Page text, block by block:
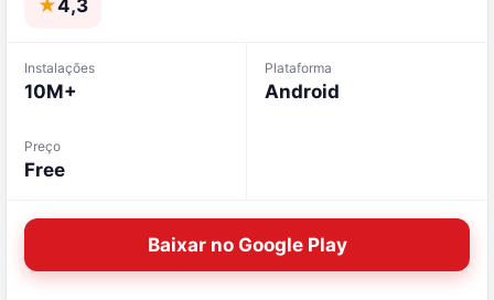
★4,3
Instalações
10M+
Plataforma
Android
Preço
Free
Baixar no Google Play